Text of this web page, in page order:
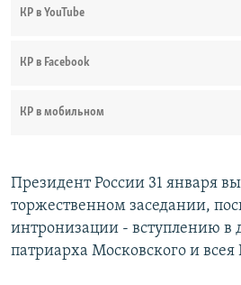
КР в YouTube
КР в Facebook
КР в мобильном
Президент России 31 января
торжественном заседании,
интронизации - вступлению в
патриарха Московского и всея